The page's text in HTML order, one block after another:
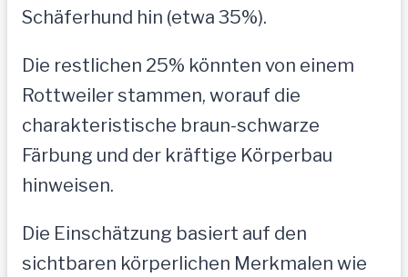
Schäferhund hin (etwa 35%).
Die restlichen 25% könnten von einem
Rottweiler stammen, worauf die
charakteristische braun-schwarze
Färbung und der kräftige Körperbau
hinweisen.
Die Einschätzung basiert auf den
sichtbaren körperlichen Merkmalen wie